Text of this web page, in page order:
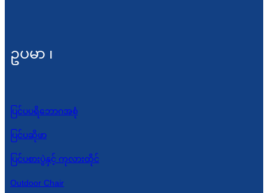
ဥပမာ ၊
ပြင်ပပရိဘောဂအစုံ
ပြင်ပဆိုဖာ
ပြင်ပစားပွဲနှင့် ကုလားထိုင်
Outdoor Chair